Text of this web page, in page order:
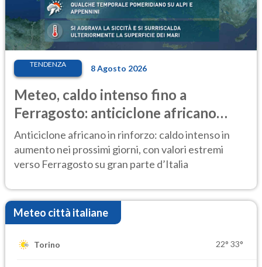
TENDENZA 8 Agosto 2026
Meteo, caldo intenso fino a
Ferragosto: anticiclone africano
ancora protagonista
Anticiclone africano in rinforzo: caldo intenso in
aumento nei prossimi giorni, con valori estremi
verso Ferragosto su gran parte d’Italia
Meteo città italiane
Torino 22° 33°